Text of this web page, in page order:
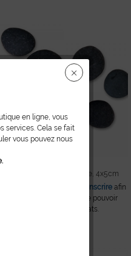
8 pierres noires de basalte, 4x5cm
vous inscrireafin
de consulter les prix et de pouvoir
poursuivre vos achats.
en ligne, vous
services. Cela se fait
vous pouvez nous